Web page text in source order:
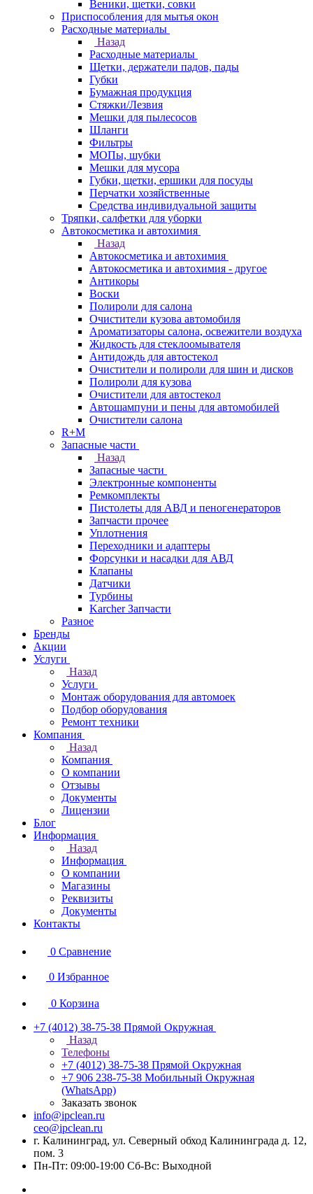
Веники, щетки, совки
Приспособления для мытья окон
Расходные материалы
Назад
Расходные материалы
Щетки, держатели падов, пады
Губки
Бумажная продукция
Стяжки/Лезвия
Мешки для пылесосов
Шланги
Фильтры
МОПы, шубки
Мешки для мусора
Губки, щетки, ершики для посуды
Перчатки хозяйственные
Средства индивидуальной защиты
Тряпки, салфетки для уборки
Автокосметика и автохимия
Назад
Автокосметика и автохимия
Автокосметика и автохимия - другое
Антикоры
Воски
Полироли для салона
Очистители кузова автомобиля
Ароматизаторы салона, освежители воздуха
Жидкость для стеклоомывателя
Антидождь для автостекол
Очистители и полироли для шин и дисков
Полироли для кузова
Очистители для автостекол
Автошампуни и пены для автомобилей
Очистители салона
R+M
Запасные части
Назад
Запасные части
Электронные компоненты
Ремкомплекты
Пистолеты для АВД и пеногенераторов
Запчасти прочее
Уплотнения
Переходники и адаптеры
Форсунки и насадки для АВД
Клапаны
Датчики
Турбины
Karcher Запчасти
Разное
Бренды
Акции
Услуги
Назад
Услуги
Монтаж оборудования для автомоек
Подбор оборудования
Ремонт техники
Компания
Назад
Компания
О компании
Отзывы
Документы
Лицензии
Блог
Информация
Назад
Информация
О компании
Магазины
Реквизиты
Документы
Контакты
0 Сравнение
0 Избранное
0 Корзина
+7 (4012) 38-75-38 Прямой Окружная
Назад
Телефоны
+7 (4012) 38-75-38 Прямой Окружная
+7 906 238-75-38 Мобильный Окружная
(WhatsApp)
Заказать звонок
info@ipclean.ru
ceo@ipclean.ru
г. Калининград, ул. Северный обход Калининграда д. 12,
пом. 3
Пн-Пт: 09:00-19:00 Сб-Вс: Выходной